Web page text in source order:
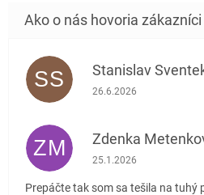
SS Stanislav
Hodnotenie obchodu
26.6.2026
ZM Zdenka
Hodnotenie obchodu
25.1.2026
Prepáčte tak som sa tešila na tuhý